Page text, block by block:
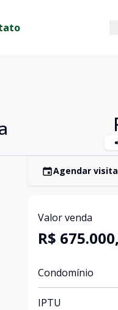
Agendar visita
Valor venda
R$
Condomínio
IPTU